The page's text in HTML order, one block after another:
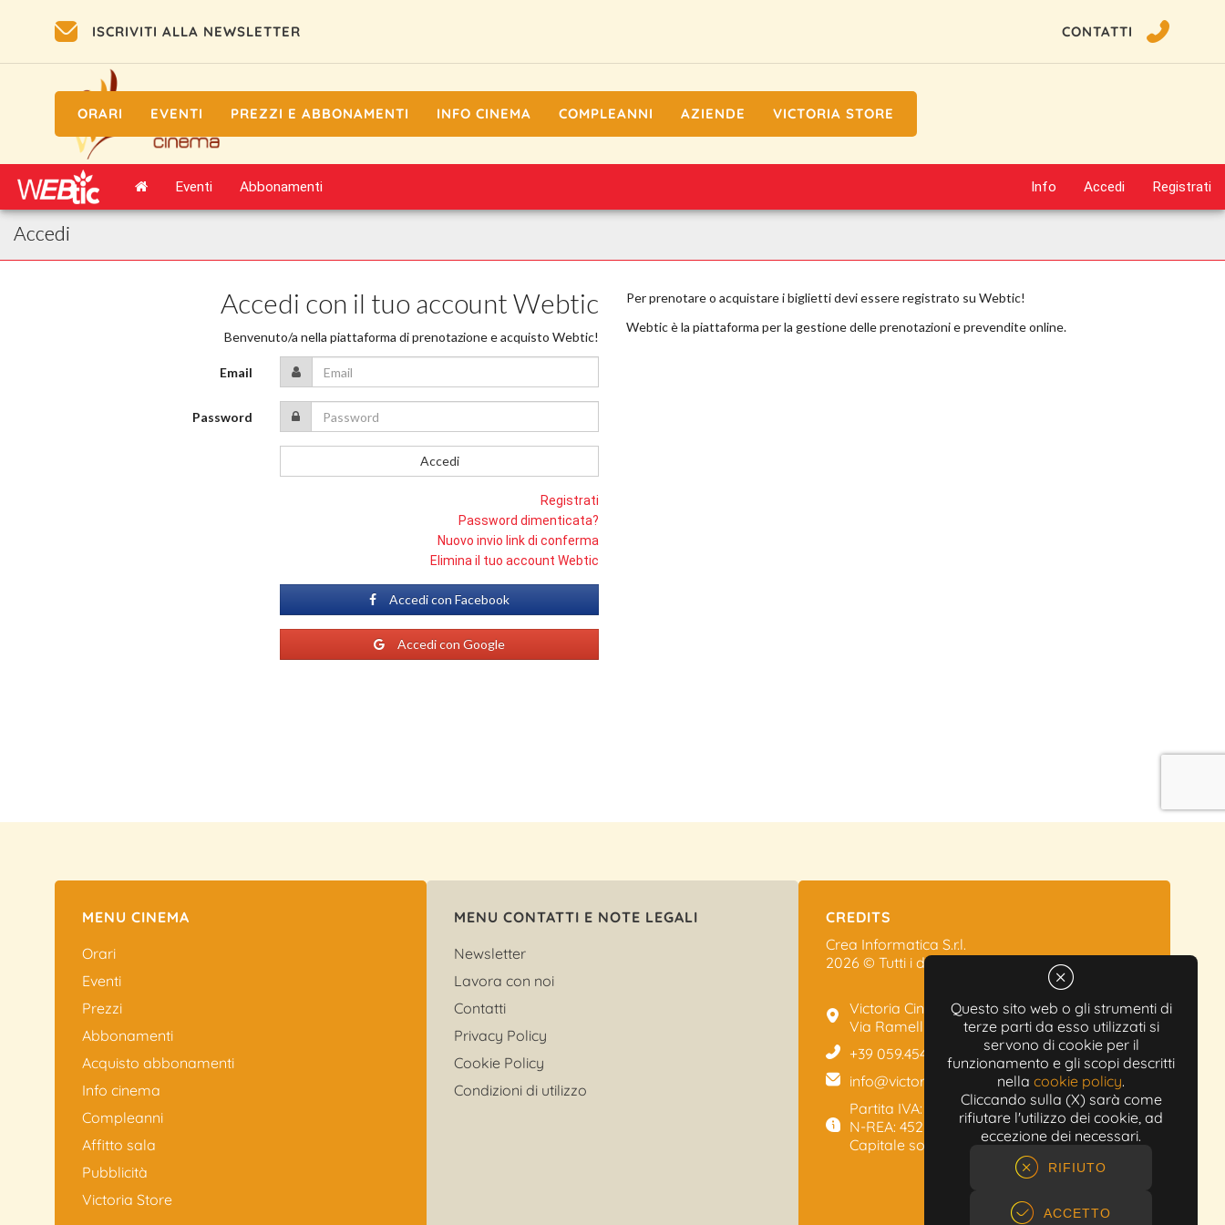
Questo sito web o gli strumenti di
terze parti da esso utilizzati si
servono di cookie per il
funzionamento e gli scopi descritti
nella cookie policy.
Cliccando sulla (X) sarà come
rifiutare l'utilizzo dei cookie, ad
eccezione dei necessari.
RIFIUTO
ACCETTO
ISCRIVITI ALLA NEWSLETTER CONTATTI
ORARI EVENTI PREZZI E ABBONAMENTI INFO CINEMA COMPLEANNI AZIENDE VICTORIA STORE
MENU CINEMA
Orari
Eventi
Prezzi
Abbonamenti
Acquisto abbonamenti
Info cinema
Compleanni
Affitto sala
Pubblicità
Victoria Store
MENU CONTATTI E NOTE LEGALI
Newsletter
Lavora con noi
Contatti
Privacy Policy
Cookie Policy
Condizioni di utilizzo
CREDITS
Crea Informatica S.r.l.
2026 © Tutti i diritti riservati.
Victoria Cinema
Via Ramelli, 101 - Modena
+39 059.454622
info@victoriacinema.it
Partita IVA: 02603471208
N-REA: 452611
Capitale sociale: 300.000,00€